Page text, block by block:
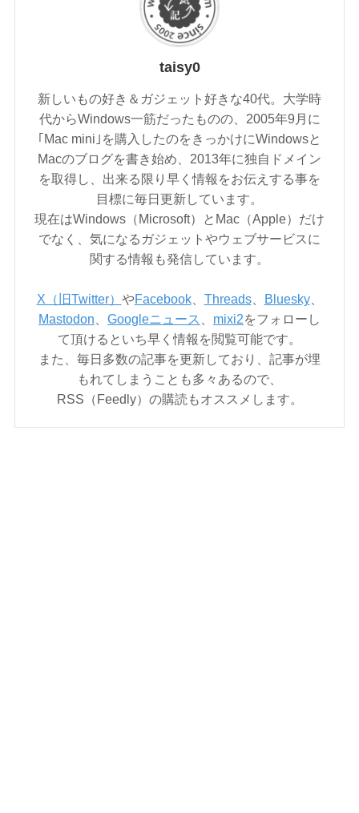
taisy0
新しいもの好き＆ガジェット好きな40代。大学時
代からWindows一筋だったものの、2005年9月に
｢Mac mini｣を購入したのをきっかけにWindowsと
Macのブログを書き始め、2013年に独自ドメイン
を取得し、出来る限り早く情報をお伝えする事を
目標に毎日更新しています。
現在はWindows（Microsoft）とMac（Apple）だけ
でなく、気になるガジェットやウェブサービスに
関する情報も発信しています。
X（旧Twitter） やFacebook、 Threads、 Bluesky、
Mastodon
Googleニュース mixi2をフォローし
て頂けるといち早く情報を閲覧可能です。
また、毎日多数の記事を更新しており、記事が埋
もれてしまうことも多々あるので、
RSS（Feedly）の購読もオススメします。